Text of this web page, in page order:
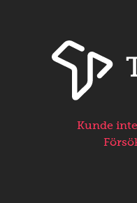
Kunde